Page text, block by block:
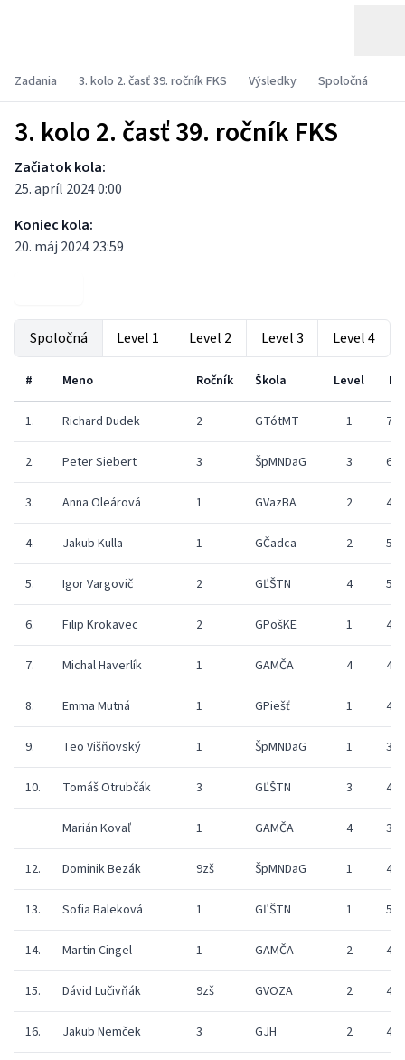
Zadania 3. kolo 2. časť 39. ročník FKS Výsledky Spoločná
3. kolo 2. časť 39. ročník FKS
Začiatok kola:
25. apríl 2024 0:00
Koniec kola:
20. máj 2024 23:59
Spoločná Level 1 Level 2 Level 3 Level 4
# Meno Ročník Škola Level P
1. Richard Dudek 2 GTótMT 1 72
2. Peter Siebert 3 ŠpMNDaG 3 66
3. Anna Oleárová 1 GVazBA 2 49
4. Jakub Kulla 1 GČadca 2 53
5. Igor Vargovič 2 GĽŠTN 4 52
6. Filip Krokavec 2 GPošKE 1 45
7. Michal Haverlík 1 GAMČA 4 44
8. Emma Mutná 1 GPiešť 1 43
9. Teo Višňovský 1 ŠpMNDaG 1 38
10. Tomáš Otrubčák 3 GĽŠTN 3 44
Marián Kovaľ 1 GAMČA 4 33
12. Dominik Bezák 9zš ŠpMNDaG 1 44
13. Sofia Baleková 1 GĽŠTN 1 55
14. Martin Cingel 1 GAMČA 2 49
15. Dávid Lučivňák 9zš GVOZA 2 43
16. Jakub Nemček 3 GJH 2 49